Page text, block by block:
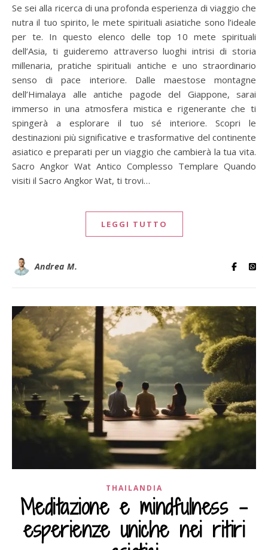
Se sei alla ricerca di una profonda esperienza di viaggio che
nutra il tuo spirito, le mete spirituali asiatiche sono l’ideale
per te. In questo elenco delle top 10 mete spirituali
dell’Asia, ti guideremo attraverso luoghi intrisi di storia
millenaria, pratiche spirituali antiche e uno straordinario
senso di pace interiore. Dalle maestose montagne
dell’Himalaya alle antiche pagode del Giappone, sarai
immerso in una atmosfera mistica e rigenerante che ti
spingerà a esplorare il tuo sé interiore. Scopri le
destinazioni più significative e trasformative del continente
asiatico e preparati per un viaggio che cambierà la tua vita.
Sacro Angkor Wat Antico Complesso Templare Quando
visiti il Sacro Angkor Wat, ti trovi…
LEGGI TUTTO
Andrea M.
THAILANDIA
Meditazione e mindfulness –
esperienze uniche nei ritiri